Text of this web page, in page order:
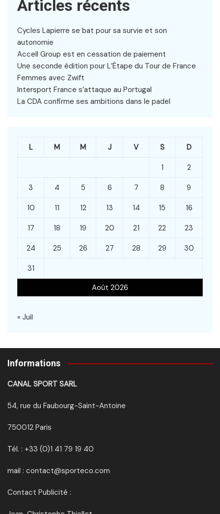
Articles récents
Cycles Lapierre se bat pour sa survie et son
autonomie
Accell Group est en cessation de paiement
Une seconde édition pour L’Étape du Tour de France
Femmes avec Zwift
Intersport France s’attaque au Portugal
La CDA confirme ses ambitions dans le padel
Août 2026
L M M J V S D
1 2
3 4 5 6 7 8 9
10 11 12 13 14 15 16
17 18 19 20 21 22 23
24 25 26 27 28 29 30
31
« Juil
Informations
CANAL SPORT SARL
54, rue du Faubourg-Saint-Antoine
750012 Paris
Tél. : +33 (0)1 41 79 19 40
mail : contact@sporteco.com
Contact Publicité :